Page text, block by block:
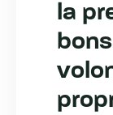
la